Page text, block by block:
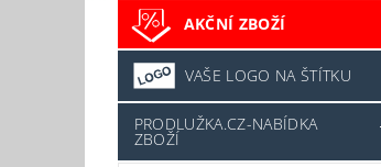
AKČNÍ ZBOŽÍ
VAŠE LOGO NA ŠTÍTKU
PRODLUŽKA.CZ-NABÍDKA
ZBOŽÍ